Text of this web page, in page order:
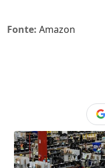
Fonte: Amazon